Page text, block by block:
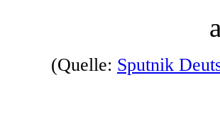
(Quelle: Sputnik